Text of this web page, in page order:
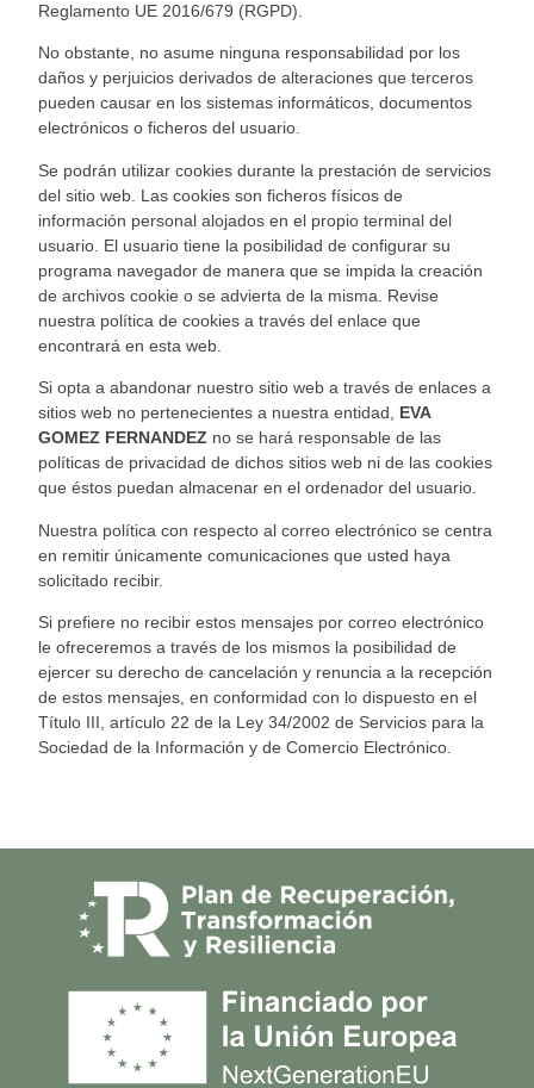
Reglamento UE 2016/679 (RGPD).
No obstante, no asume ninguna responsabilidad por los
daños y perjuicios derivados de alteraciones que terceros
pueden causar en los sistemas informáticos, documentos
electrónicos o ficheros del usuario.
Se podrán utilizar cookies durante la prestación de servicios
del sitio web. Las cookies son ficheros físicos de
información personalalojados en el propio terminal del
usuario. El usuario tiene la posibilidad de configurar su
programa navegador de manera que se impida la creación
de archivos cookie o se advierta de la misma. Revise
nuestra política de cookiesa través del enlace que
encontrará en esta web.
Si opta a abandonar nuestro sitio web a través de enlaces a
sitios web no pertenecientes a nuestra entidad, EVA
GOMEZ FERNANDEZ no se hará responsable de las
políticas de privacidad de dichos sitios web ni de las cookies
que éstos puedan almacenar en el ordenador del usuario.
Nuestra política con respecto al correo electrónico se centra
en remitir únicamente comunicaciones que usted haya
solicitado recibir.
Si prefiere no recibir estos mensajes por correo electrónico
le ofreceremos a través de los mismos la posibilidad de
ejercer su derecho de cancelación y renuncia a la recepción
de estos mensajes, en conformidad con lo dispuesto en el
Título III, artículo 22 de la Ley 34/2002 de Servicios para la
Sociedad de la Información y de Comercio Electrónico.